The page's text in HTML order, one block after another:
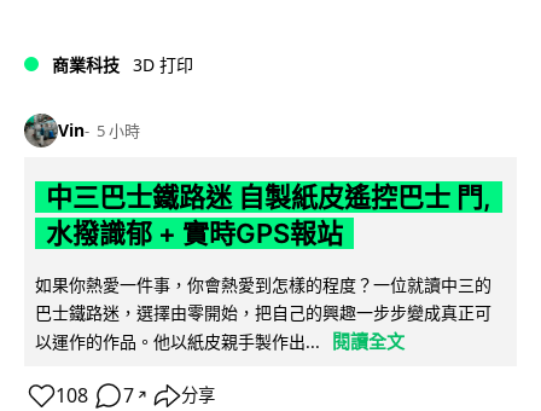
商業科技 3D 打印
Vin 5 小時
中三巴士鐵路迷 自製紙皮遙控巴士 門,
水撥識郁 + 實時GPS報站
如果你熱愛一件事，你會熱愛到怎樣的程度？一位就讀中三的
巴士鐵路迷，選擇由零開始，把自己的興趣一步步變成真正可
以運作的作品。他以紙皮親手製作出...
閱讀全文
108 7 ↗ 分享